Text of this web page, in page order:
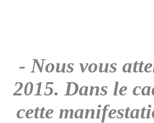
- Nous vous
2015. Dans le
cette